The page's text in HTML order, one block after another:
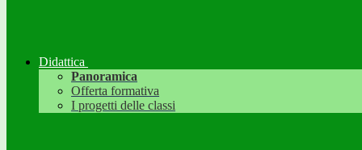
Didattica
Panoramica
Offerta formativa
I progetti delle classi